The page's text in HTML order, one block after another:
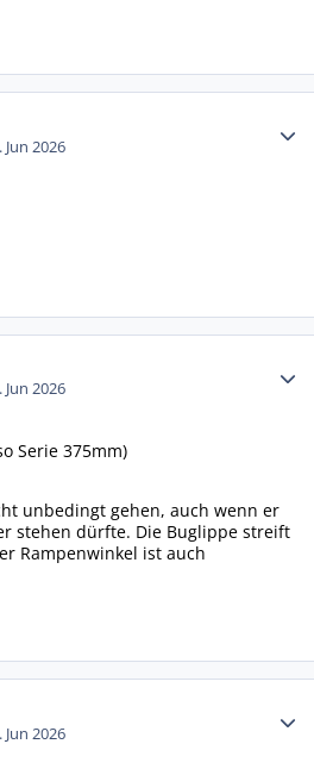
Jun 2026
Jun 2026
Serie 375mm)
unbedingt gehen, auch wenn er
stehen dürfte. Die Buglippe streift
Rampenwinkel ist auch
Jun 2026